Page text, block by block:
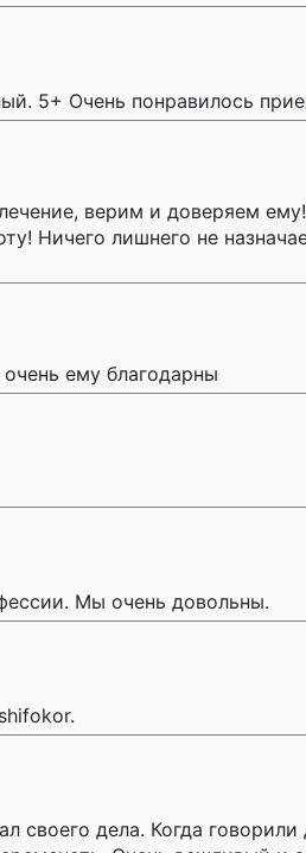
5+ Очень понравилось
верим и доверяем
Ничего лишнего не
ему благодарны
Мы очень довольны.
дела. Когда